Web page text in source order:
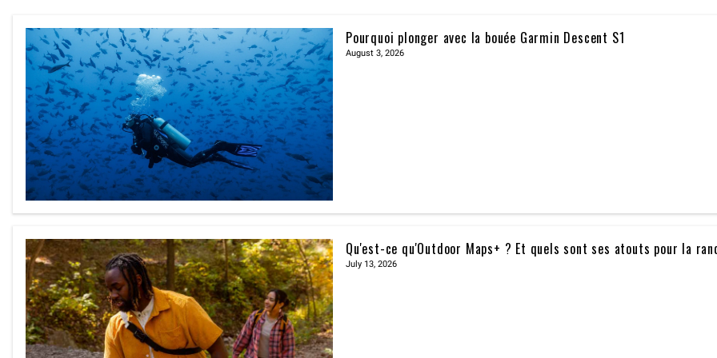
Pourquoi plonger avec la bouée Garmin Descent S1
August 3, 2026
Qu'est-ce qu'Outdoor Maps+ ? Et quels sont ses atouts pour la
July 13, 2026